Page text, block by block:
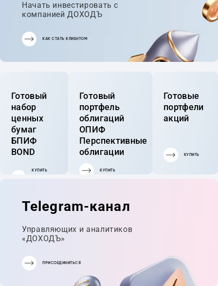
Начать инвестировать с
компанией ДОХОДЪ
КАК СТАТЬ КЛИЕНТОМ
Готовый
набор
ценных
бумаг
БПИФ
BOND
КУПИТЬ
Готовый
портфель
облигаций
ОПИФ
Перспективные
облигации
КУПИТЬ
Готовые
портфели
акций
КУПИТЬ
Telegram-канал
Управляющих и аналитиков
«ДОХОДЪ»
ПРИСОЕДИНИТЬСЯ